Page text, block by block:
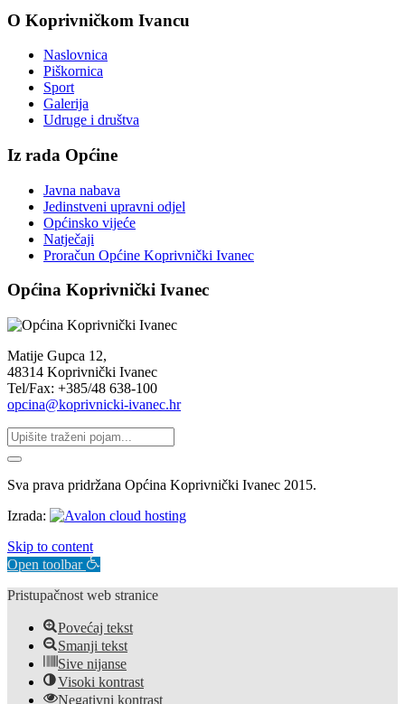
O Koprivničkom Ivancu
Naslovnica
Piškornica
Sport
Galerija
Udruge i društva
Iz rada Općine
Javna nabava
Jedinstveni upravni odjel
Općinsko vijeće
Natječaji
Proračun Općine Koprivnički Ivanec
Općina Koprivnički Ivanec
Matije Gupca 12,
48314 Koprivnički Ivanec
Tel/Fax: +385/48 638-100
opcina@koprivnicki-ivanec.hr
Sva prava pridržana Općina Koprivnički Ivanec 2015.
Izrada:
Skip to content
Open toolbar
Pristupačnost web stranice
Povećaj tekst
Smanji tekst
Sive nijanse
Visoki kontrast
Negativni kontrast